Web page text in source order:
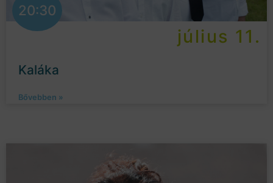
20:30
július 11.
Kaláka
Bővebben »